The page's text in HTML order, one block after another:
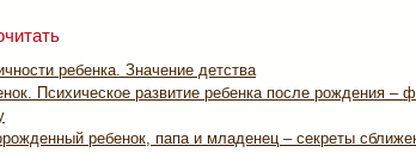
ребенка. Значение детства
Психическое развитие ребенка после рождения –
ребенок, папа и младенец – секреты